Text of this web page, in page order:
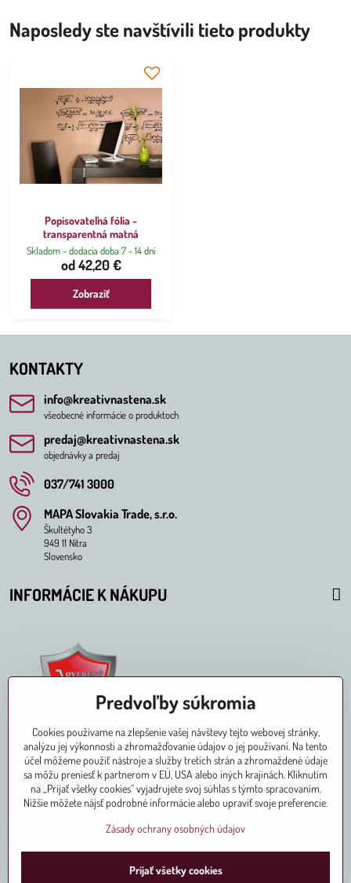
Naposledy ste navštívili tieto produkty
Popisovateľná fólia -
transparentná matná
Skladom - dodacia doba 7 - 14 dní
od 42,20 €
Zobraziť
KONTAKTY
info​@kreativnastena​.sk
všeobecné informácie o produktoch
predaj​@kreativnastena​.sk
objednávky a predaj
037/741 3000
MAPA Slovakia Trade, s​.r​.o​.
Škultétyho 3
949 11 Nitra
Slovensko
INFORMÁCIE K NÁKUPU
Pridajte sa k nám aj na
Facebook
Predvoľby súkromia
Cookies používame na zlepšenie vašej návštevy tejto webovej stránky,
analýzu jej výkonnosti a zhromažďovanie údajov o jej používaní. Na tento
účel môžeme použiť nástroje a služby tretích strán a zhromaždené údaje
sa môžu preniesť k partnerom v EÚ, USA alebo iných krajinách. Kliknutím
na „Prijať všetky cookies“ vyjadrujete svoj súhlas s týmto spracovaním.
Nižšie môžete nájsť podrobné informácie alebo upraviť svoje preferencie.
Zásady ochrany osobných údajov
Prijať všetky cookies